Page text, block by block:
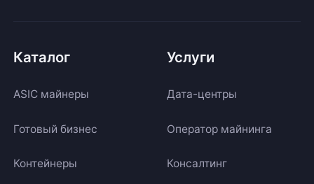
Каталог
ASIC майнеры
Готовый бизнес
Контейнеры
Услуги
Дата-центры
Оператор майнинга
Консалтинг